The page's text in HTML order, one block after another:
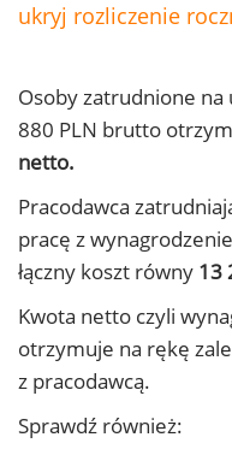
ukryj rozliczenie
Osoby zatrudnione na
880 PLN brutto
netto.
Pracodawca
pracę z
łączny koszt równy 13
Kwota netto czyli
otrzymuje na rękę
z pracodawcą.
Sprawdź również: